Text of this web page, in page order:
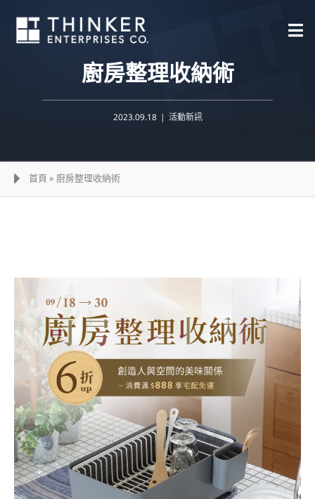
content
廚房整理收納術
2023.09.18 | 活動新訊
首頁 » 廚房整理收納術